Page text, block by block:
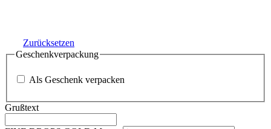
Zurücksetzen
Geschenkverpackung
Als Geschenk verpacken
Grußtext